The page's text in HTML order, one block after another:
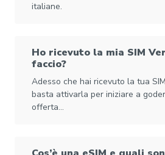
italiane.
Ho ricevuto la mia SIM
faccio?
Adesso che hai ricevuto la tua
basta attivarla per iniziare a
offerta…